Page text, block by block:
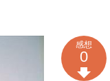
感想
0